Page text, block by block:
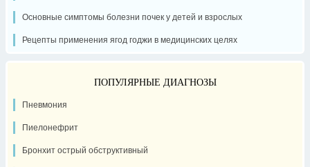
Основные симптомы болезни почек у детей и взрослых
Рецепты применения ягод годжи в медицинских целях
ПОПУЛЯРНЫЕ ДИАГНОЗЫ
Пневмония
Пиелонефрит
Бронхит острый обструктивный